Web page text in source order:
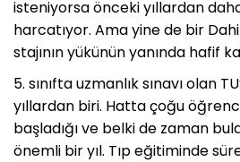
isteniyorsa önceki yıllardan
harcatıyor. Ama yine de bir
stajının yükünün yanında hafif
5. sınıfta uzmanlık sınavı olan
yıllardan biri. Hatta çoğu
başladığı ve belki de zaman
önemli bir yıl. Tıp eğitiminde